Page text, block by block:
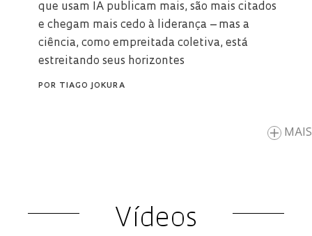
que usam IA publicam mais, são mais citados
e chegam mais cedo à liderança – mas a
ciência, como empreitada coletiva, está
estreitando seus horizontes
POR TIAGO JOKURA
MAIS
Vídeos